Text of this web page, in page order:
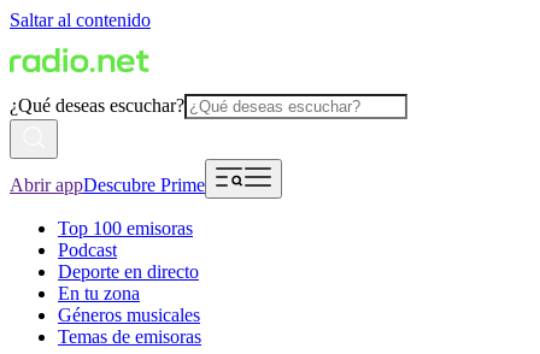
Saltar al contenido
¿Qué deseas escuchar?
Abrir appDescubre Prime
Top 100 emisoras
Podcast
Deporte en directo
En tu zona
Géneros musicales
Temas de emisoras